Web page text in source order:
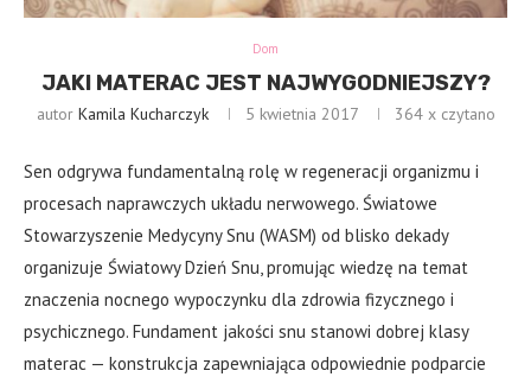
Dom
JAKI MATERAC JEST NAJWYGODNIEJSZY?
autor Kamila Kucharczyk 5 kwietnia 2017 364x czytano
Sen odgrywa fundamentalną rolę w regeneracji organizmu i
procesach naprawczych układu nerwowego. Światowe
Stowarzyszenie Medycyny Snu (WASM) od blisko dekady
organizuje Światowy Dzień Snu, promując wiedzę na temat
znaczenia nocnego wypoczynku dla zdrowia fizycznego i
psychicznego. Fundament jakości snu stanowi dobrej klasy
materac — konstrukcja zapewniająca odpowiednie podparcie